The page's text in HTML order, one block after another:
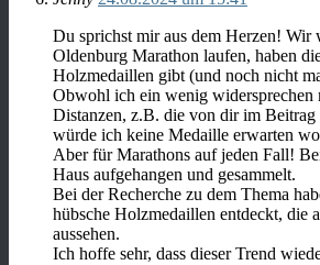
Du sprichst mir aus dem Herzen!
Oldenburg Marathon laufen, haben
Holzmedaillen gibt (und noch nicht
Obwohl ich ein wenig widersprechen
Distanzen, z.B. die von dir im Beitrag
würde ich keine Medaille erwarten
Aber für Marathons auf jeden Fall!
Haus aufgehangen und gesammelt.
Bei der Recherche zu dem Thema
hübsche Holzmedaillen entdeckt, die
aussehen.
Ich hoffe sehr, dass dieser Trend